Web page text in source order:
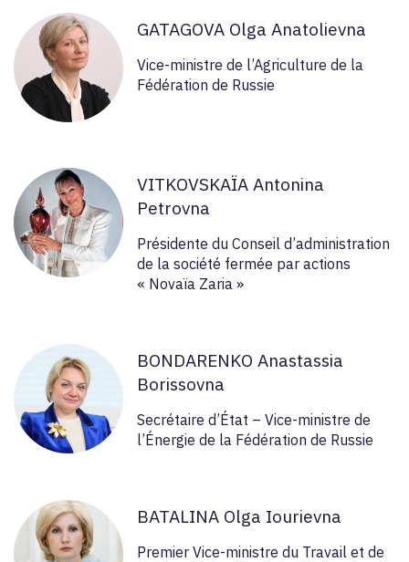
GATAGOVA Olga Anatolievna
Vice-ministre de l’Agriculture de la
Fédération de Russie
VITKOVSKAÏA Antonina
Petrovna
Présidente du Conseil d’administration
de la société fermée par actions
« Novaïa Zaria »
BONDARENKO Anastassia
Borissovna
Secrétaire d’État – Vice-ministre de
l’Énergie de la Fédération de Russie
BATALINA Olga Iourievna
Premier Vice-ministre du Travail et de